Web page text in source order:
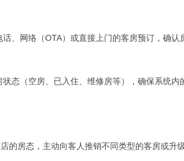
、网络（OTA）或直接上门的客房预订，确认
态（空房、已入住、维修房等），确保系统
的房态，主动向客人推销不同类型的客房或升